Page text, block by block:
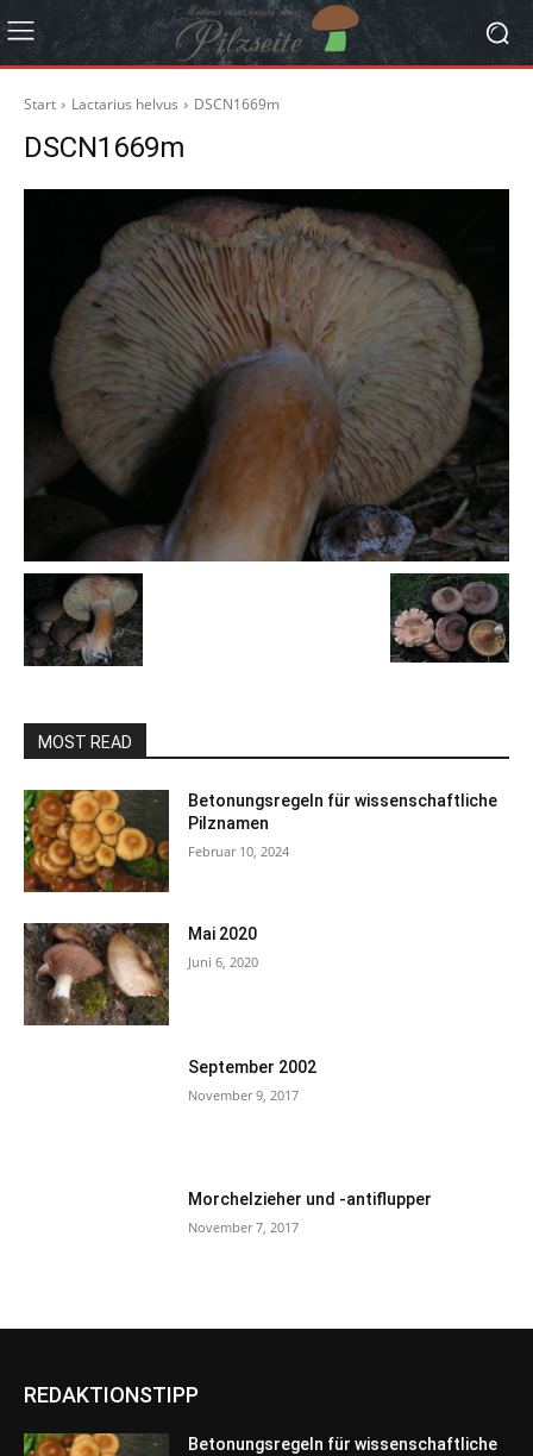
Start Lactarius helvus DSCN1669m
DSCN1669m
MOST READ
Betonungsregeln für wissenschaftliche
Pilznamen
Februar 10, 2024
Mai 2020
Juni 6, 2020
September 2002
November 9, 2017
Morchelzieher und -antiflupper
November 7, 2017
REDAKTIONSTIPP
Betonungsregeln für wissenschaftliche